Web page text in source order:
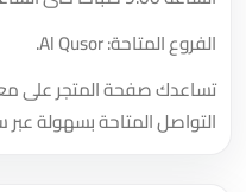
الفروع المتاحة: Al Qusor.
تساعدك صفحة المتجر على
التواصل المتاحة بسهولة